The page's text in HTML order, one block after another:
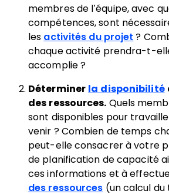
membres de l’équipe, avec
compétences, sont
les activités du projet ?
chaque activité prendra-t-
accomplie ?
Déterminer la disponibilité
des ressources. Quels
sont disponibles pour
venir ? Combien de temps
peut-elle consacrer à votre
de planification de capacité
ces informations et à
des ressources (un calcul du